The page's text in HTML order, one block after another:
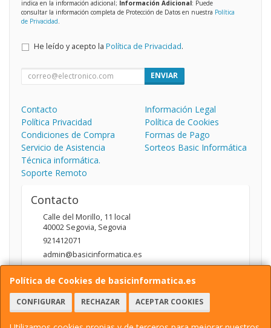
Política de Cookies de basicinformatica.es
CONFIGURAR RECHAZAR ACEPTAR COOKIES
indica en la información adicional; Información Adicional: Puede
consultar la información completa de Protección de Datos en nuestra Política
de Privacidad
He leído y acepto la Política de Privacidad.
ENVIAR
Contacto
Información Legal
Política Privacidad
Política de Cookies
Condiciones de Compra
Formas de Pago
Servicio de Asistencia
Técnica informática.
Soporte Remoto
Sorteos Basic Informática
Contacto
Calle del Morillo, 11 local
40002 Segovia, Segovia
921412071
admin@basicinformatica.es
Horario
L-V: 10:00 a 14:00h y de 17:00 a 20:00h / S: 10:00 a 14:00h